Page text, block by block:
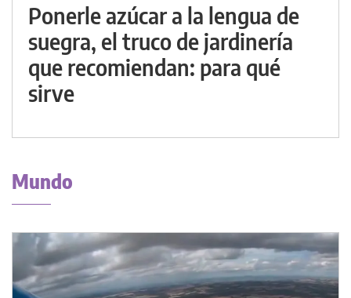
Ponerle azúcar a la lengua de
suegra, el truco de jardinería
que recomiendan: para qué
sirve
Mundo